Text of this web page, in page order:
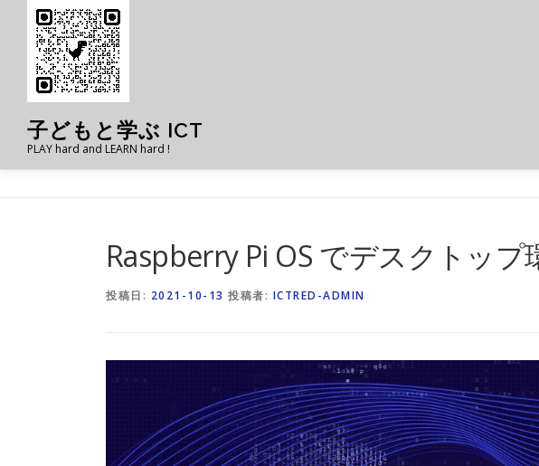
ッ
子どもと学ぶ ICT
PLAY hard and LEARN hard !
Raspberry Pi OS でデスクトップ
投稿日: 2021-10-13 投稿者: ICTRED-ADMIN